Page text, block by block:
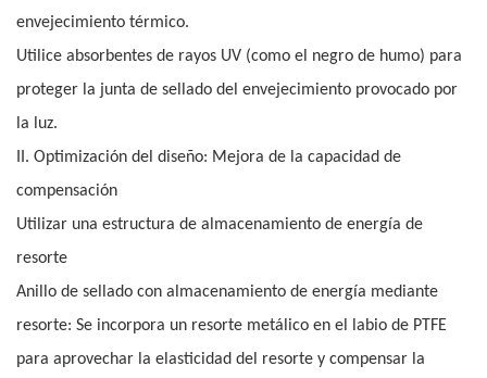
envejecimiento térmico.
Utilice absorbentes de rayos UV (como el negro de humo) para
proteger la junta de sellado del envejecimiento provocado por
la luz.
II. Optimización del diseño: Mejora de la capacidad de
compensación
Utilizar una estructura de almacenamiento de energía de
resorte
Anillo de sellado con almacenamiento de energía mediante
resorte: Se incorpora un resorte metálico en el labio de PTFE
para aprovechar la elasticidad del resorte y compensar la